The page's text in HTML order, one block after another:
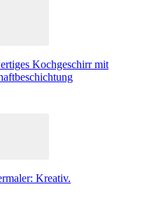
Kochgeschirr mit
Kreativ.